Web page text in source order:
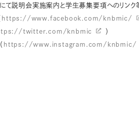
て説明会実施案内と学生募集要項へのリンク
https://www.facebook.com/knbmic/
twitter.com/knbmic
）
https://www.instagram.com/knbmic/